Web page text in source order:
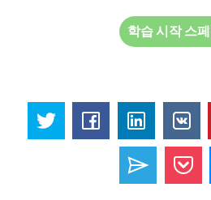
학습 시작 스